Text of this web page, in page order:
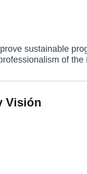
sustainable
of the
Visión